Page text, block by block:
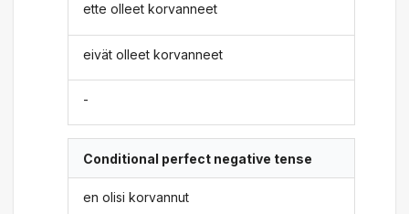
ette olleet korvanneet
eivät olleet korvanneet
-
Conditional perfect negative tense
en olisi korvannut